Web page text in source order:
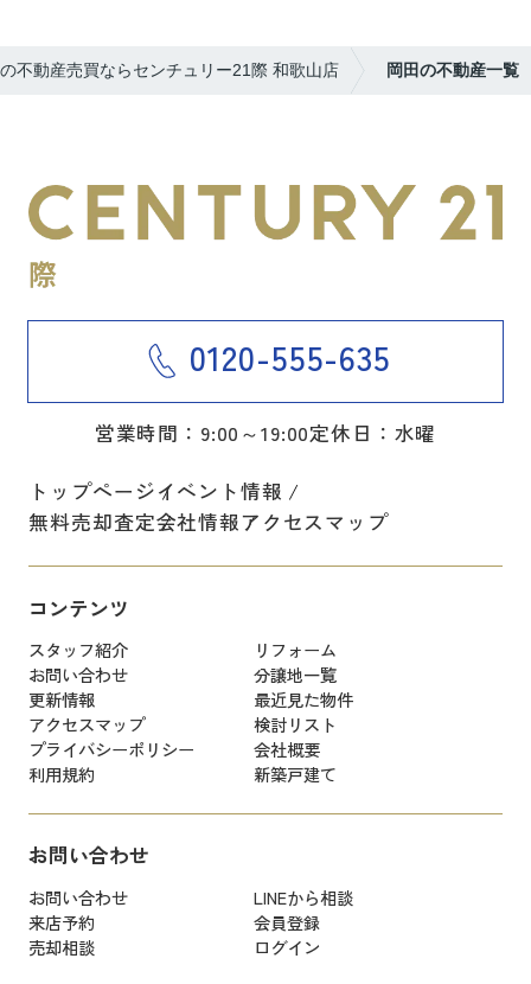
不動産売買ならセンチュリー21際 和歌山店 岡田の不動産一覧
0120-555-635
営業時間：9:00～19:00定休日：水曜
トップページイベント情報
無料売却査定会社情報アクセスマップ
コンテンツ
スタッフ紹介
リフォーム
お問い合わせ
分譲地一覧
更新情報
最近見た物件
アクセスマップ
検討リスト
プライバシーポリシー
会社概要
利用規約
新築戸建て
お問い合わせ
お問い合わせ
LINEから相談
来店予約
会員登録
売却相談
ログイン